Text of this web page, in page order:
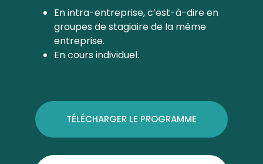
En intra-entreprise, c’est-à-dire en
groupes de stagiaire de la même
entreprise.
En cours individuel.
TÉLÉCHARGER LE PROGRAMME